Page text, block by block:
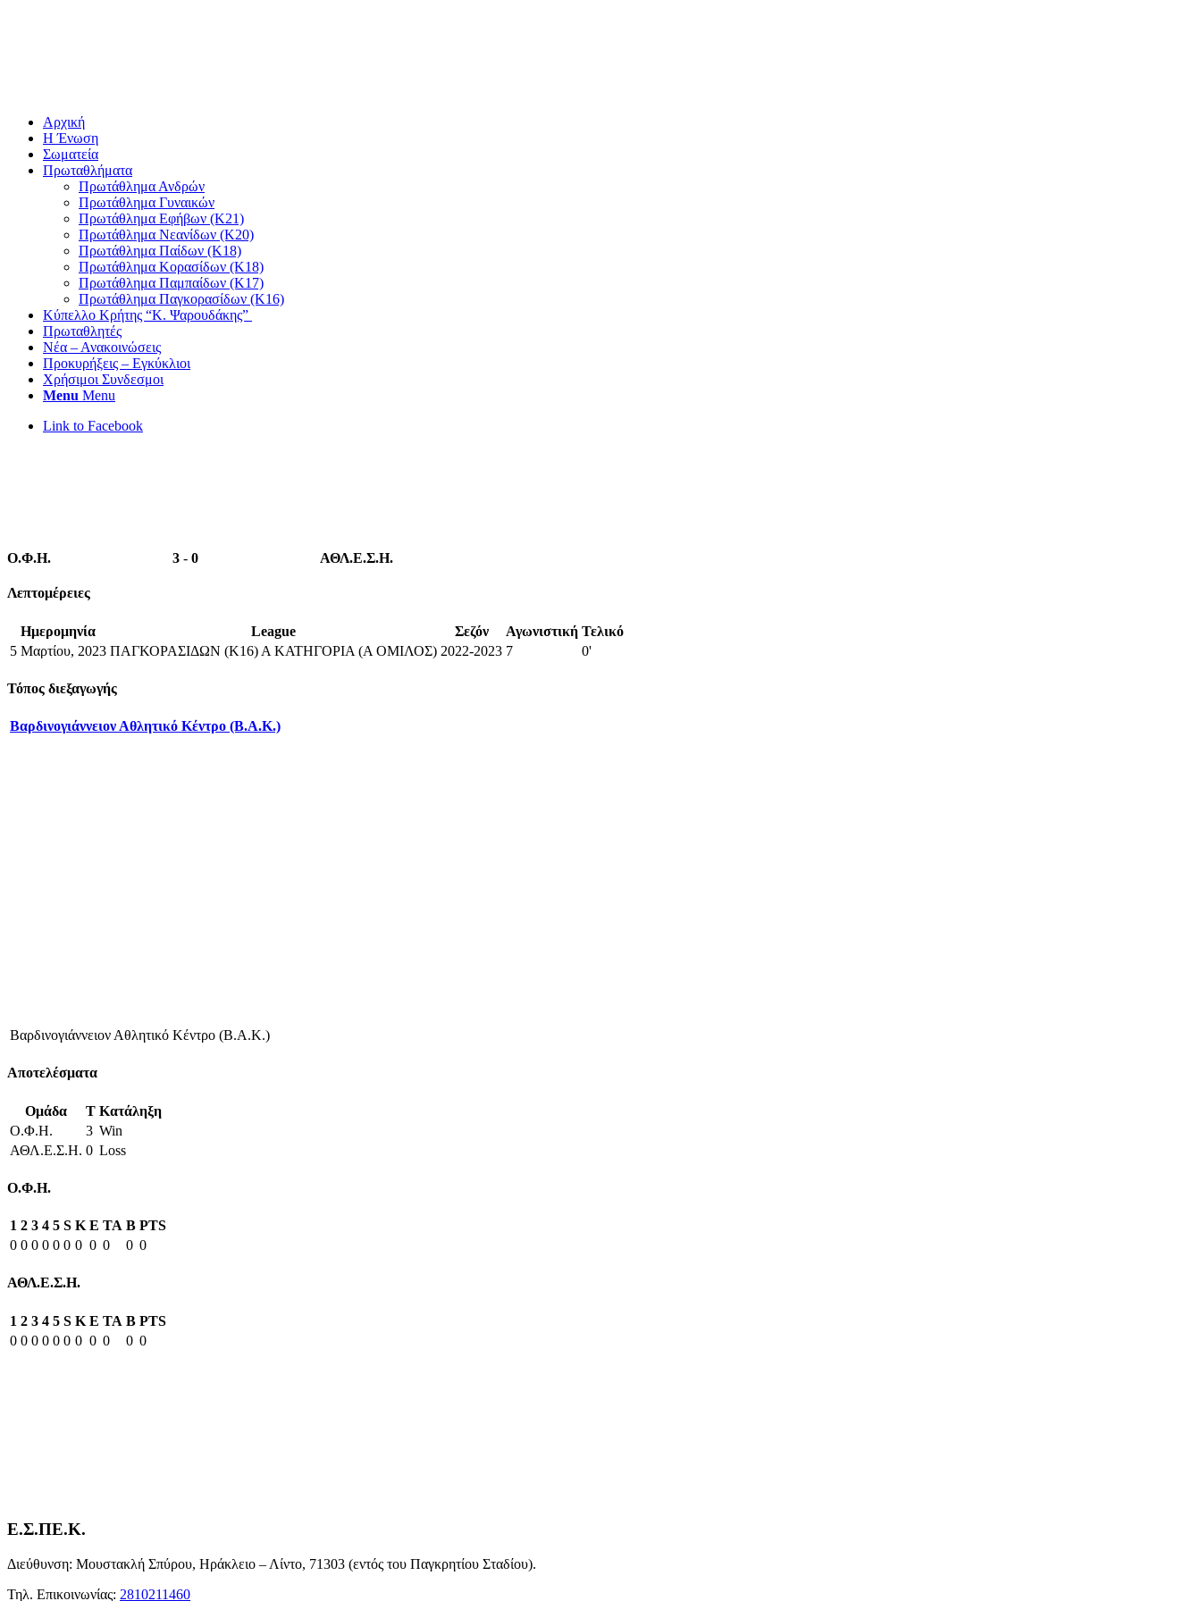
Αρχική
Η Ένωση
Σωματεία
Πρωταθλήματα
Πρωτάθλημα Ανδρών
Πρωτάθλημα Γυναικών
Πρωτάθλημα Εφήβων (Κ21)
Πρωτάθλημα Νεανίδων (Κ20)
Πρωτάθλημα Παίδων (Κ18)
Πρωτάθλημα Κορασίδων (Κ18)
Πρωτάθλημα Παμπαίδων (Κ17)
Πρωτάθλημα Παγκορασίδων (Κ16)
Κύπελλο Κρήτης “Κ. Ψαρουδάκης”
Πρωταθλητές
Νέα – Ανακοινώσεις
Προκυρήξεις – Εγκύκλιοι
Χρήσιμοι Συνδεσμοι
Menu Menu
Link to Facebook
Ο.Φ.Η. 3 - 0 ΑΘΛ.Ε.Σ.Η.
Λεπτομέρειες
Ημερομηνία League Σεζόν Αγωνιστική Τελικό
5 Μαρτίου, 2023 ΠΑΓΚΟΡΑΣΙΔΩΝ (Κ16) Α ΚΑΤΗΓΟΡΙΑ (Α ΟΜΙΛΟΣ) 2022-2023 7 0'
Τόπος διεξαγωγής
Βαρδινογιάννειον Αθλητικό Κέντρο (Β.Α.Κ.)
Βαρδινογιάννειον Αθλητικό Κέντρο (Β.Α.Κ.)
Αποτελέσματα
Ομάδα T Κατάληξη
Ο.Φ.Η.
3 Win
ΑΘΛ.Ε.Σ.Η. 0 Loss
Ο.Φ.Η.
1 2 3 4 5 S K E TA B PTS
0 0 0 0 0 0 0 0 0 0 0
ΑΘΛ.Ε.Σ.Η.
1 2 3 4 5 S K E TA B PTS
0 0 0 0 0 0 0 0 0 0 0
Ε.Σ.ΠΕ.Κ.
Διεύθυνση: Μουστακλή Σπύρου, Ηράκλειο – Λίντο, 71303 (εντός του Παγκρητίου Σταδίου).
Τηλ. Επικοινωνίας: 2810211460